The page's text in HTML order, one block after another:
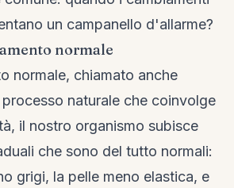
un campanello d'allarme?
normale
normale, chiamato anche
naturale che coinvolge
il nostro organismo subisce
che sono del tutto normali:
grigi, la pelle meno elastica, e